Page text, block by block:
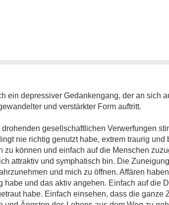
ein depressiver Gedankengang, der an sich
und verstärkter Form auftritt.
gesellschaftlichen Verwerfungen
nie richtig genutzt habe, extrem traurig und
zu können und einfach auf die Menschen
attraktiv und symphatisch bin. Die
und mich zu öffnen. Affären
habe und das aktiv angehen. Einfach auf die
habe. Einfach einsehen, dass die ganze